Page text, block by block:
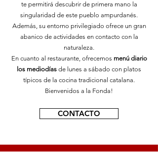
te permitirá descubrir de primera mano la
singularidad de este pueblo ampurdanés.
Además, su entorno privilegiado ofrece un gran
abanico de actividades en contacto con la
naturaleza.
En cuanto al restaurante, ofrecemos menú diario
los mediodías de lunes a sábado con platos
típicos de la cocina tradicional catalana.
Bienvenidos a la Fonda!
CONTACTO